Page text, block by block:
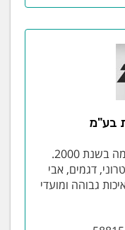
בע"מ
זיטק זיווד וטכנולוגיות בע"מ הוקמה בשנת 2000.
דגמים, אבי
גבוהה ומועדי